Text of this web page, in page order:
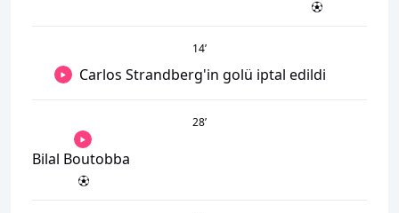
14’
Carlos Strandberg'in golü iptal edildi
28’
Bilal Boutobba